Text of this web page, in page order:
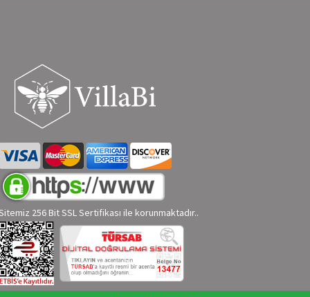
256 Bit SSL Sertifikası ile korunmaktadır..